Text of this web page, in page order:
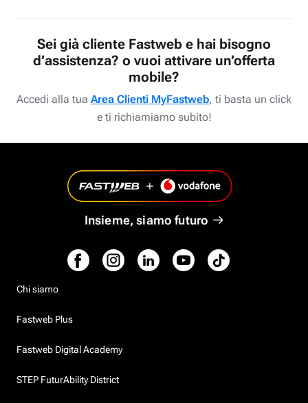
Sei già cliente Fastweb e hai bisogno
d’assistenza? o vuoi attivare un’offerta
mobile?
Accedi alla tua Area Clienti MyFastweb, ti basta un click
e ti richiamiamo subito!
Insieme, siamo futuro
Chi siamo
Fastweb Plus
Fastweb Digital Academy
STEP FuturAbility District